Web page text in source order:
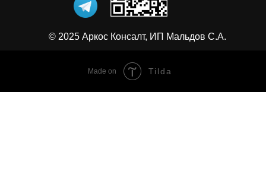
© 2025 Аркос Консалт, ИП Мальдов С.А.
Made on Tilda